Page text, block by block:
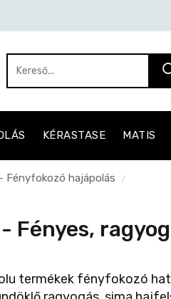
KÉRASTASE MATIS
Fényfokozó hajápolás /
Fényes,
termékek fényfokozó